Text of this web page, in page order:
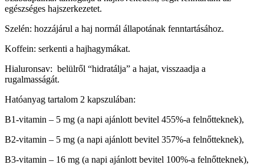
egészséges hajszerkezetet.
Szelén: hozzájárul a haj normál állapotának fenntartásához.
Koffein: serkenti a hajhagymákat.
Hialuronsav: belülről “hidratálja” a hajat, visszaadja a
rugalmasságát.
Hatóanyag tartalom 2 kapszulában:
B1-vitamin – 5 mg (a napi ajánlott bevitel 455%-a felnőtteknek),
B2-vitamin – 5 mg (a napi ajánlott bevitel 357%-a felnőtteknek),
B3-vitamin – 16 mg (a napi ajánlott bevitel 100%-a felnőtteknek),